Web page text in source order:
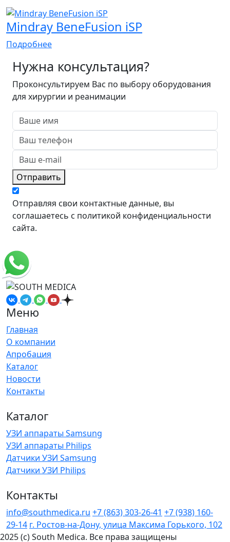
Mindray BeneFusion iSP
Подробнее
Нужна консультация?
Проконсультируем Вас по выбору оборудования
для хирургии и реанимации
Отправить
Отправляя свои контактные данные, вы
соглашаетесь с политикой конфиденциальности
сайта.
Меню
Главная
О компании
Апробация
Каталог
Новости
Контакты
Каталог
УЗИ аппараты Samsung
УЗИ аппараты Philips
Датчики УЗИ Samsung
Датчики УЗИ Philips
Контакты
info@southmedica.ru +7 (863) 303-26-41 +7 (938) 160-
29-14 г. Ростов-на-Дону, улица Максима Горького, 102
2025 (c) South Medica. Все права защищены